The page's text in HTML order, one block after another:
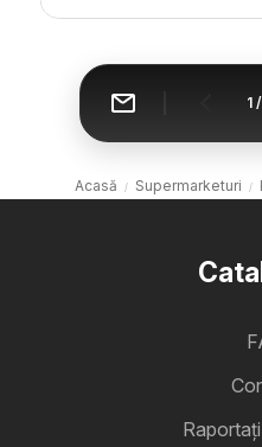
1 /
Acasă Supermarketuri